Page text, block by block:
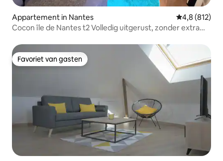
Appartement in Nantes Gemiddelde
4,8 (812)
Cocon île de Nantes t2 Volledig uitgerust, zonder extra
Favoriet van gasten
Favoriet van gasten